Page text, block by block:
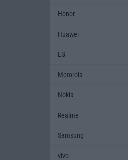
Honor
Huawei
LG
Motorola
Nokia
Realme
Samsung
vivo